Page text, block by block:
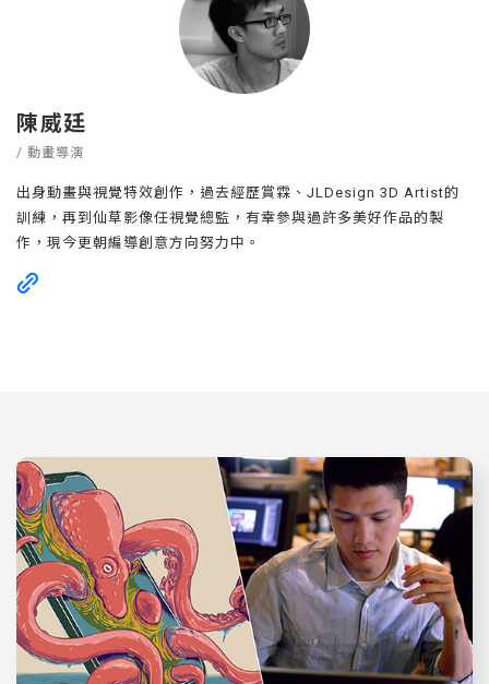
陳威廷
/ 動畫導演
出身動畫與視覺特效創作，過去經歷賞霖、JLDesign 3D Artist的
訓練，再到仙草影像任視覺總監，有幸參與過許多美好作品的製
作，現今更朝編導創意方向努力中。